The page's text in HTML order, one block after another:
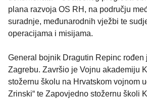
plana razvoja OS RH, na području
suradnje, međunarodnih vježbi te
operacijama i misijama.
General bojnik Dragutin Repinc rođen
Zagrebu. Završio je Vojnu akademiju
stožernu školu na Hrvatskom vojnom
Zrinski“ te Zapovjedno stožernu školi